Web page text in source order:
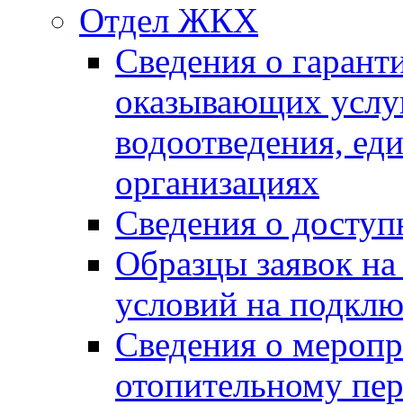
Отдел ЖКХ
Сведения о
оказывающих
водоотведения,
организациях
Сведения о
Образцы заявок
условий на
Сведения о
отопительному